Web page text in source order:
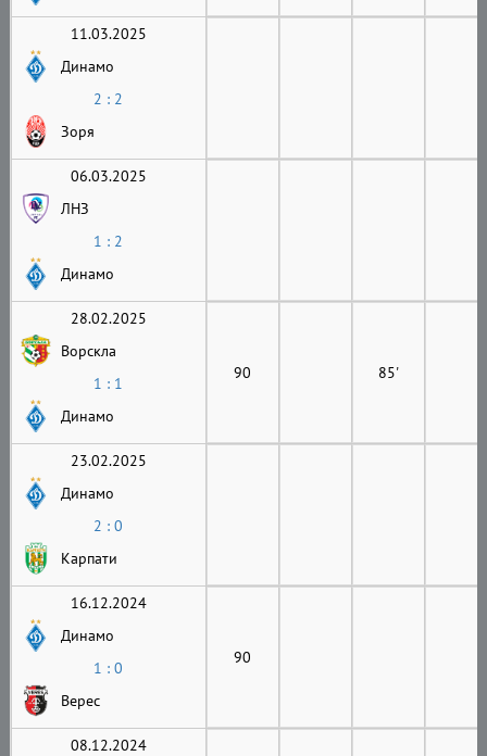
11.03.2025
Динамо
2 : 2
Зоря
06.03.2025
ЛНЗ
1 : 2
Динамо
28.02.2025
Ворскла
1 : 1
Динамо
90 85'
23.02.2025
Динамо
2 : 0
Карпати
16.12.2024
Динамо
1 : 0
Верес
90
08.12.2024